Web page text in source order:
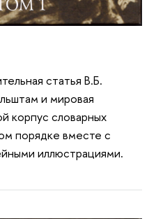
статья В.Б.
и мировая
корпус словарных
порядке вместе с
иллюстрациями.